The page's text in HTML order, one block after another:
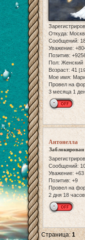
Откуда:
Сообщений:
Уважение:
Позитив:
Пол: Женский
Возраст: 41
Мое имя:
Провел на
3 месяца 1
Антонелла
Заблокирован
Сообщений:
Уважение: +63
Позитив: +9
Провел на
2 дня 18 часов
Страница:1